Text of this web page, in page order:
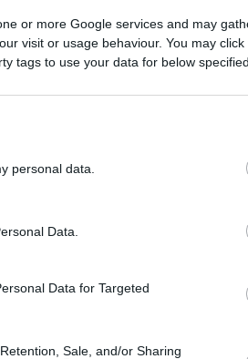
or more Google services and may
visit or usage behaviour. You may
tags to use your data for below
personal data.
Data.
Data for Targeted
Sale, and/or Sharing
Πατριάρχη
«Τους
Ρώμη», καθώς και το
- «Μην ακούτε fake news,